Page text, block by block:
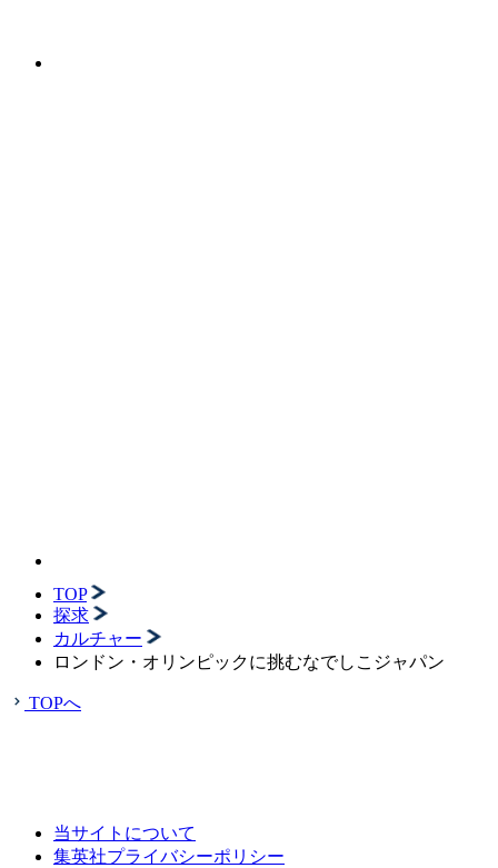
TOP
探求
カルチャー
ロンドン・オリンピックに挑むなでしこジャパン
TOPへ
当サイトについて
集英社プライバシーポリシー